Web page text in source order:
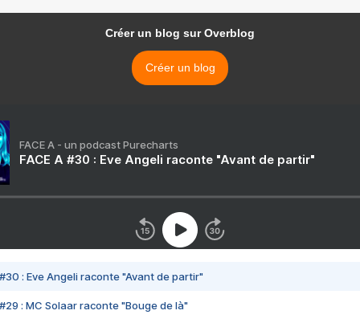
Créer un blog sur Overblog
Créer un blog
FACE A - un podcast Purecharts
FACE A #30 : Eve Angeli raconte "Avant de partir"
#30 : Eve Angeli raconte "Avant de partir"
#29 : MC Solaar raconte "Bouge de là"